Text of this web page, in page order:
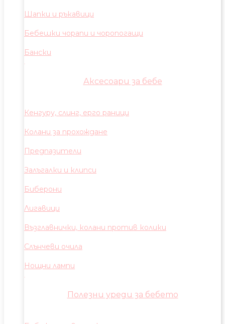
Шапки и ръкавици
Бебешки чорапи и чоропогащи
Бански
Аксесоари за бебе
Кенгуру, слинг, ерго раници
Колани за прохождане
Предпазители
Залъгалки и клипси
Биберони
Лигавици
Възглавнички, колани против колики
Слънчеви очила
Нощни лампи
Полезни уреди за бебето